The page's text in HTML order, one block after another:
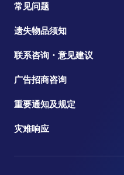
常见问题
遗失物品须知
联系咨询・意见建议
广告招商咨询
重要通知及规定
灾难响应